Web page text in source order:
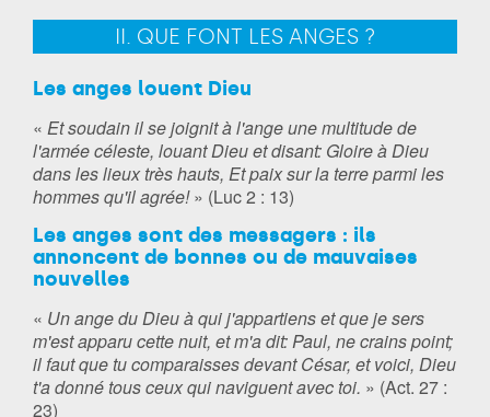
II. QUE FONT LES ANGES ?
Les anges louent Dieu
« Et soudain il se joignit à l'ange une multitude de
l'armée céleste, louant Dieu et disant: Gloire à Dieu
dans les lieux très hauts, Et paix sur la terre parmi les
hommes qu'il agrée!» (Luc 2 : 13)
Les anges sont des messagers : ils
annoncent de bonnes ou de mauvaises
nouvelles
« Un ange du Dieu à qui j'appartiens et que je sers
m'est apparu cette nuit, et m'a dit: Paul, ne crains point;
il faut que tu comparaisses devant César, et voici, Dieu
t'a donné tous ceux qui naviguent avec toi. » (Act. 27 :
23)